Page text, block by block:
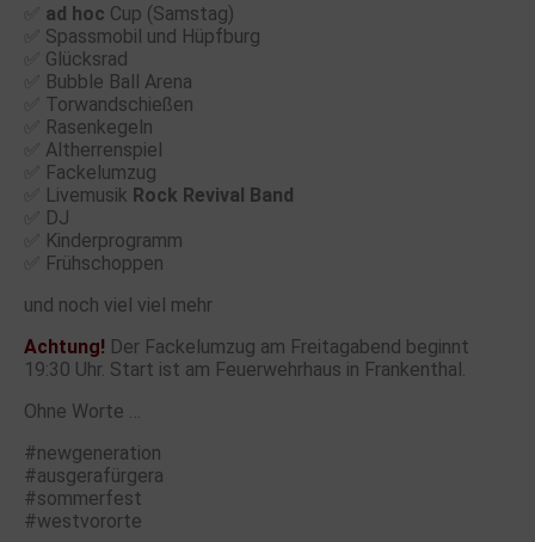
ad hoc Cup (Samstag)
✅ Spassmobil und Hüpfburg
✅ Glücksrad
✅ Bubble Ball Arena
✅ Torwandschießen
✅ Rasenkegeln
✅ Altherrenspiel
✅ Fackelumzug
✅ Livemusik Rock Revival Band
✅ DJ
✅ Kinderprogramm
✅ Frühschoppen
und noch viel viel mehr
Achtung! Der Fackelumzug am Freitagabend beginnt
19:30 Uhr. Start ist am Feuerwehrhaus in Frankenthal.
Ohne Worte …
#newgeneration
#ausgerafürgera
#sommerfest
#westvororte